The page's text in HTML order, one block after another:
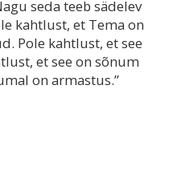
seda teeb sädelev
kahtlust, et Tema on
Pole kahtlust, et see
et see on sõnum
on armastus.”